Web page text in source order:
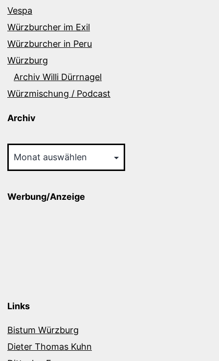
Vespa
Würzburcher im Exil
Würzburcher in Peru
Würzburg
Archiv Willi Dürrnagel
Würzmischung / Podcast
Archiv
Werbung/Anzeige
Links
Bistum Würzburg
Dieter Thomas Kuhn